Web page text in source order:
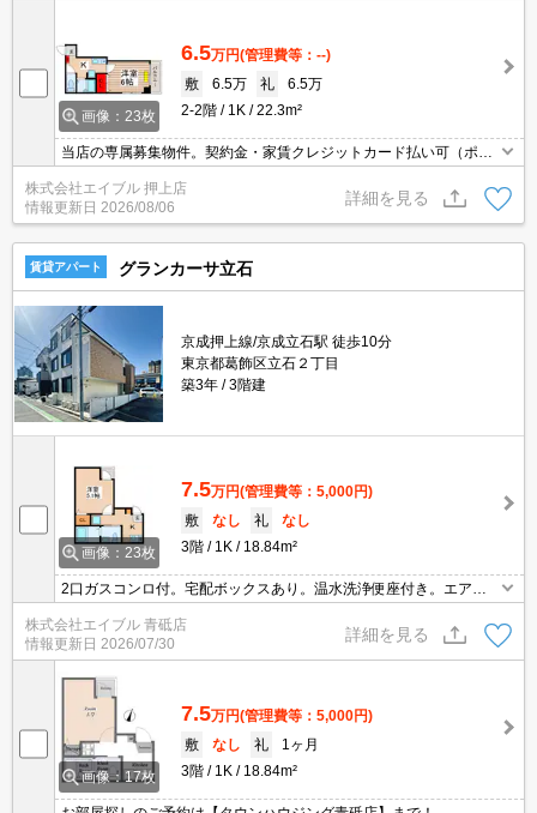
画像：23枚
6.5万円(管理費等：--)
敷
6.5万 礼
6.5万
2-2階
1K 22.3m²
当店の専属募集物件。契約金・家賃クレジットカード払い可（ポイ
ント還元あり）。南向きの角部屋。2路線2駅利用可能で都心へのア
クセス良好。保証会社加入要(初回月額総額50%、月次月額総額
2%)。
株式会社エイブル 押上店
情報更新日 2026/08/06
詳細を見る
賃貸アパート グランカーサ立石
京成押上線/京成立石駅 徒歩10分
東京都葛飾区立石２丁目
築3年
3階建
画像：23枚
7.5万円(管理費等：5,000円)
敷
なし 礼
なし
3階
1K 18.84m²
2口ガスコンロ付。宅配ボックスあり。温水洗浄便座付き。エアコ
ン1基付き。インターネット無料。保証会社加入要10,000円/1年。
新生活のスタートはここから。仲介手数料家賃の0.55ヵ月分。
株式会社エイブル 青砥店
情報更新日 2026/07/30
詳細を見る
画像：17枚
7.5万円(管理費等：5,000円)
敷
なし 礼
1ヶ月
3階
1K 18.84m²